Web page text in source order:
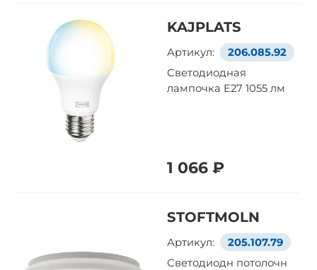
KAJPLATS
Артикул:
206.085.92
Светодиодная
лампочка E27 1055 лм
1 066 ₽
STOFTMOLN
Артикул:
205.107.79
Светодиодн потолочн